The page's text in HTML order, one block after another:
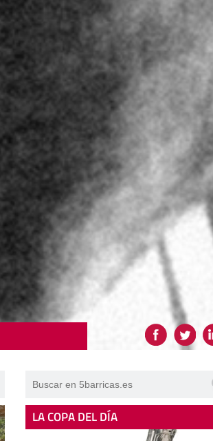
LA COPA DEL DÍA